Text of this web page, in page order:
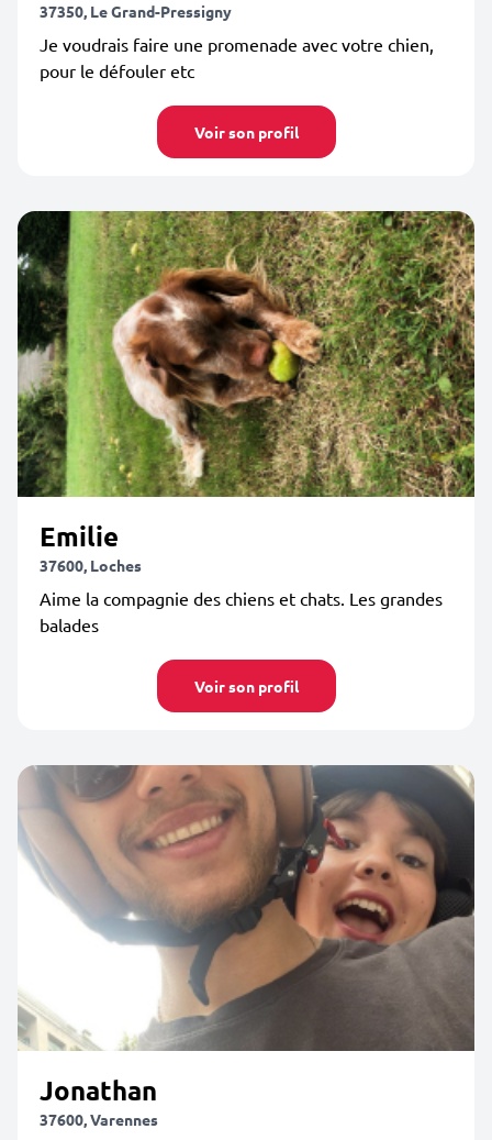
37350, Le Grand-Pressigny
Je voudrais faire une promenade avec votre chien,
pour le défouler etc
Voir son profil
Emilie
37600, Loches
Aime la compagnie des chiens et chats. Les grandes
balades
Voir son profil
Jonathan
37600, Varennes